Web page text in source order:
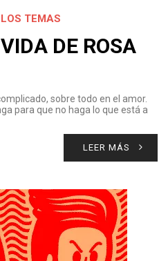
TEMAS
DE ROSA
sobre todo en el amor.
para que no haga lo que está a
LEER MÁS